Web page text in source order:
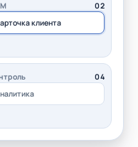
02
клиента
04